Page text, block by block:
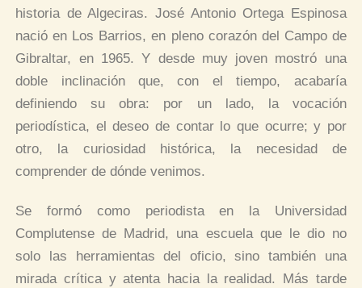
historia de Algeciras. José Antonio Ortega Espinosa
nació en Los Barrios, en pleno corazón del Campo de
Gibraltar, en 1965. Y desde muy joven mostró una
doble inclinación que, con el tiempo, acabaría
definiendo su obra: por un lado, la vocación
periodística, el deseo de contar lo que ocurre; y por
otro, la curiosidad histórica, la necesidad de
comprender de dónde venimos.
Se formó como periodista en la Universidad
Complutense de Madrid, una escuela que le dio no
solo las herramientas del oficio, sino también una
mirada crítica y atenta hacia la realidad. Más tarde